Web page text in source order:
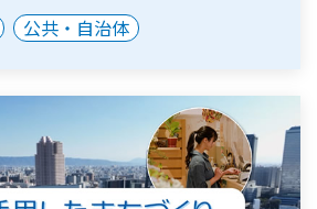
公共・自治体